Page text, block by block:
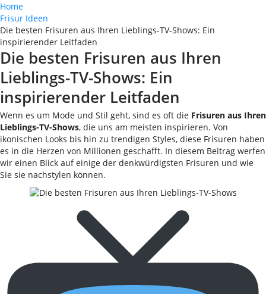
Home
Frisur Ideen
Die besten Frisuren aus Ihren Lieblings-TV-Shows: Ein
inspirierender Leitfaden
Die besten Frisuren aus Ihren
Lieblings-TV-Shows: Ein
inspirierender Leitfaden
Wenn es um Mode und Stil geht, sind es oft die Frisuren aus Ihren
Lieblings-TV-Shows, die uns am meisten inspirieren. Von
ikonischen Looks bis hin zu trendigen Styles, diese Frisuren haben
es in die Herzen von Millionen geschafft. In diesem Beitrag werfen
wir einen Blick auf einige der denkwürdigsten Frisuren und wie
Sie sie nachstylen können.